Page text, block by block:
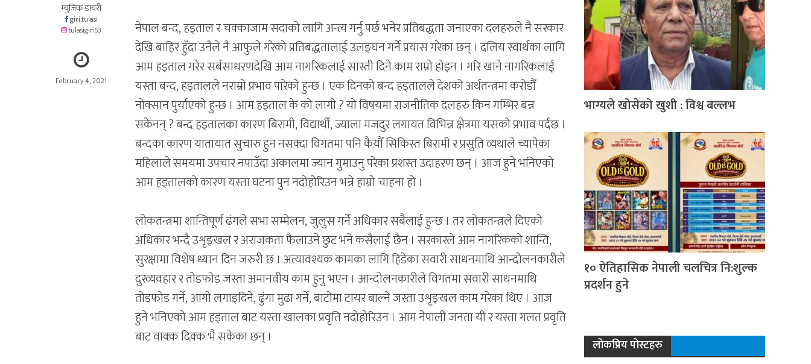
म्युजिक डायरी
giri.tulasi
tulasigiri63
February 4, 2021
नेपाल बन्द, हड्ताल र चक्काजाम सदाको लागि अन्त्य गर्नु पर्छ भनेर प्रतिबद्धता जनाएका दलहरुले नै सरकार
देखि बाहिर हुँदा उनैले नै आफुले गरेको प्रतिबद्धतालाई उलङ्घन गर्ने प्रयास गरेका छन् । दलिय स्वार्थका लागि
आम हड्ताल गरेर सर्बसाधरणदेखि आम नागरिकलाई सास्ती दिने काम राम्रो होइन । गरि खाने नागरिकलाई
यस्ता बन्द, हड्तालले नराम्रो प्रभाव पारेको हुन्छ । एक दिनको बन्द हड्तालले देशको अर्थतन्त्रमा करोडौँ
नोक्सान पुर्याएको हुन्छ । आम हड्ताल के को लागी ? यो विषयमा राजनीतिक दलहरु किन गम्भिर बन्न
सकेनन् ? बन्द हड्तालका कारण बिरामी, विद्यार्थी, ज्याला मजदुर लगायत विभिन्न क्षेत्रमा यसको प्रभाव पर्दछ ।
बन्दका कारण यातायात सुचारु हुन नसक्दा विगतमा पनि कैयौँ सिकिस्त बिरामी र प्रसुति व्यथाले च्यापेका
महिलाले समयमा उपचार नपाउँदा अकालमा ज्यान गुमाउनु परेका प्रशस्त उदाहरण छन् । आज हुने भनिएको
आम हड्तालको कारण यस्ता घटना पुन नदोहोरिउन भन्ने हाम्रो चाहना हो ।
लोकतन्त्रमा शान्तिपूर्ण ढंगले सभा सम्मेलन, जुलुस गर्ने अधिकार सबैलाई हुन्छ । तर लोकतन्त्रले दिएको
अधिकार भन्दै उशृङ्खल र अराजकता फैलाउने छुट भने कसैलाई छैन । सरकारले आम नागरिकको शान्ति,
सुरक्षामा विशेष ध्यान दिन जरुरी छ । अत्यावश्यक कामका लागि हिडेका सवारी साधनमाथि आन्दोलनकारीले
दुरव्यवहार र तोडफोड जस्ता अमानवीय काम हुनु भएन । आन्दोलनकारीले विगतमा सवारी साधनमाथि
तोडफोड गर्ने, आगो लगाइदिने, ढुंगा मुढा गर्ने, बाटोमा टायर बाल्ने जस्ता उशृङ्खल काम गरेका थिए । आज
हुने भनिएको आम हड्ताल बाट यस्ता खालका प्रवृति नदोहोरिउन । आम नेपाली जनता यी र यस्ता गलत प्रवृति
बाट वाक्क दिक्क भै सकेका छन् ।
भाग्यले खोसेको खुशी : विश्व बल्लभ
१० ऐतिहासिक नेपाली चलचित्र नि:शुल्क
प्रदर्शन हुने
लोकप्रिय पोस्टहरु